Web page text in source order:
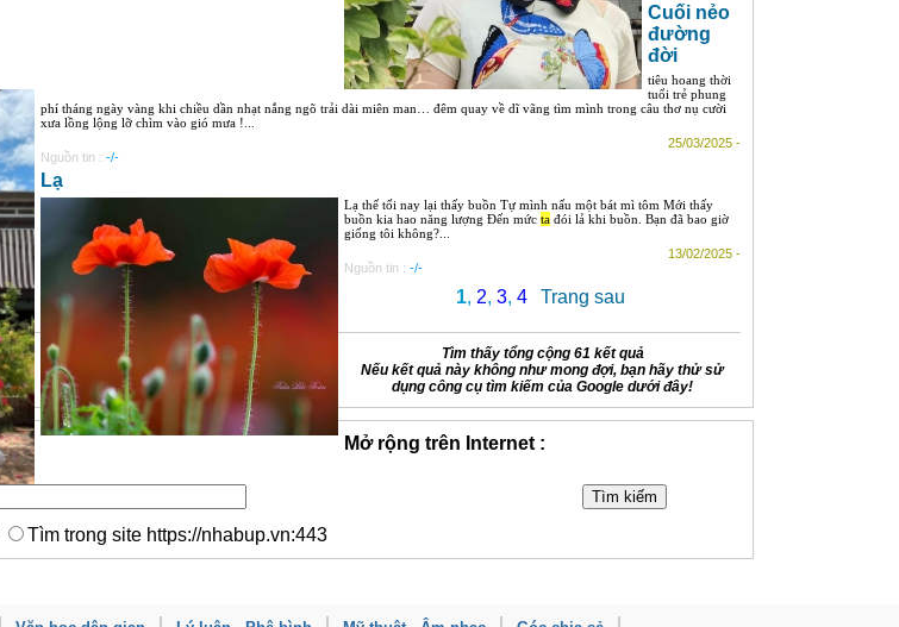
Cuối nẻo
đường
đời
tiêu hoang thời
tuổi trẻ phung
phí tháng ngày vàng khi chiều dần nhạt nắng ngõ trải dài miên man… đêm quay về dĩ vãng tìm mình trong câu thơ nụ cười
xưa lồng lộng lỡ chìm vào gió mưa !...
25/03/2025 -
Nguồn tin : -/-
Lạ
Lạ thế tối nay lại thấy buồn Tự mình nấu một bát mì tôm Mới thấy
buồn kia hao năng lượng Đến mức ta đói lả khi buồn. Bạn đã bao giờ
giống tôi không?...
13/02/2025 -
Nguồn tin : -/-
1, 2, 3, 4 Trang sau
Tìm thấy tổng cộng 61 kết quả
Nếu kết quả này không như mong đợi, bạn hãy thử sử
dụng công cụ tìm kiếm của Google dưới đây!
Mở rộng trên Internet :
Tìm trong site https://nhabup.vn:443